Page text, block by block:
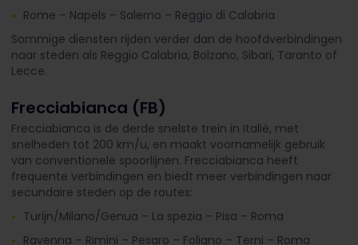
Rome – Napels – Salerno – Reggio di Calabria
Sommige diensten rijden verder dan de hoofdverbindingen
naar steden als Reggio Calabria, Bolzano, Sibari, Taranto of
Lecce.
Frecciabianca (FB)
Frecciabianca is de derde snelste trein in Italië, met
snelheden tot 200 km/u, en maakt voornamelijk gebruik
van conventionele spoorlijnen. Frecciabianca heeft
frequente verbindingen en biedt meer verbindingen naar
secundaire steden op de routes:
Turijn/Milano/Genua – La spezia – Pisa – Roma
Ravenna – Rimini – Pesaro – Foligno – Terni – Roma